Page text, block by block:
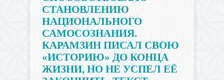
СТАНОВЛЕНИЮ
НАЦИОНАЛЬНОГО
САМОСОЗНАНИЯ.
КАРАМЗИН ПИСАЛ СВОЮ
«ИСТОРИЮ» ДО КОНЦА
ЖИЗНИ, НО НЕ УСПЕЛ ЕЁ